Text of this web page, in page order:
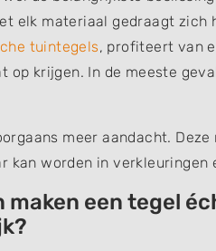
elk materiaal gedraagt zich
tuintegels, profiteert van
op krijgen. In de meeste
meer aandacht.
kan worden in verkleuringen
maken een tegel